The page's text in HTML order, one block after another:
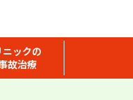
ニックの
故治療